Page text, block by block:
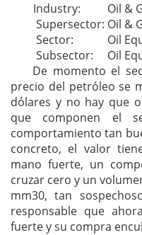
Industry:
Oil &
Supersector: Oil &
Sector:
Oil
Subsector:
Oil
De momento el
precio del petróleo se
dólares y no hay que
que componen el
comportamiento tan
concreto, el valor
mano fuerte, un
cruzar cero y un
mm30, tan
responsable que
fuerte y su compra